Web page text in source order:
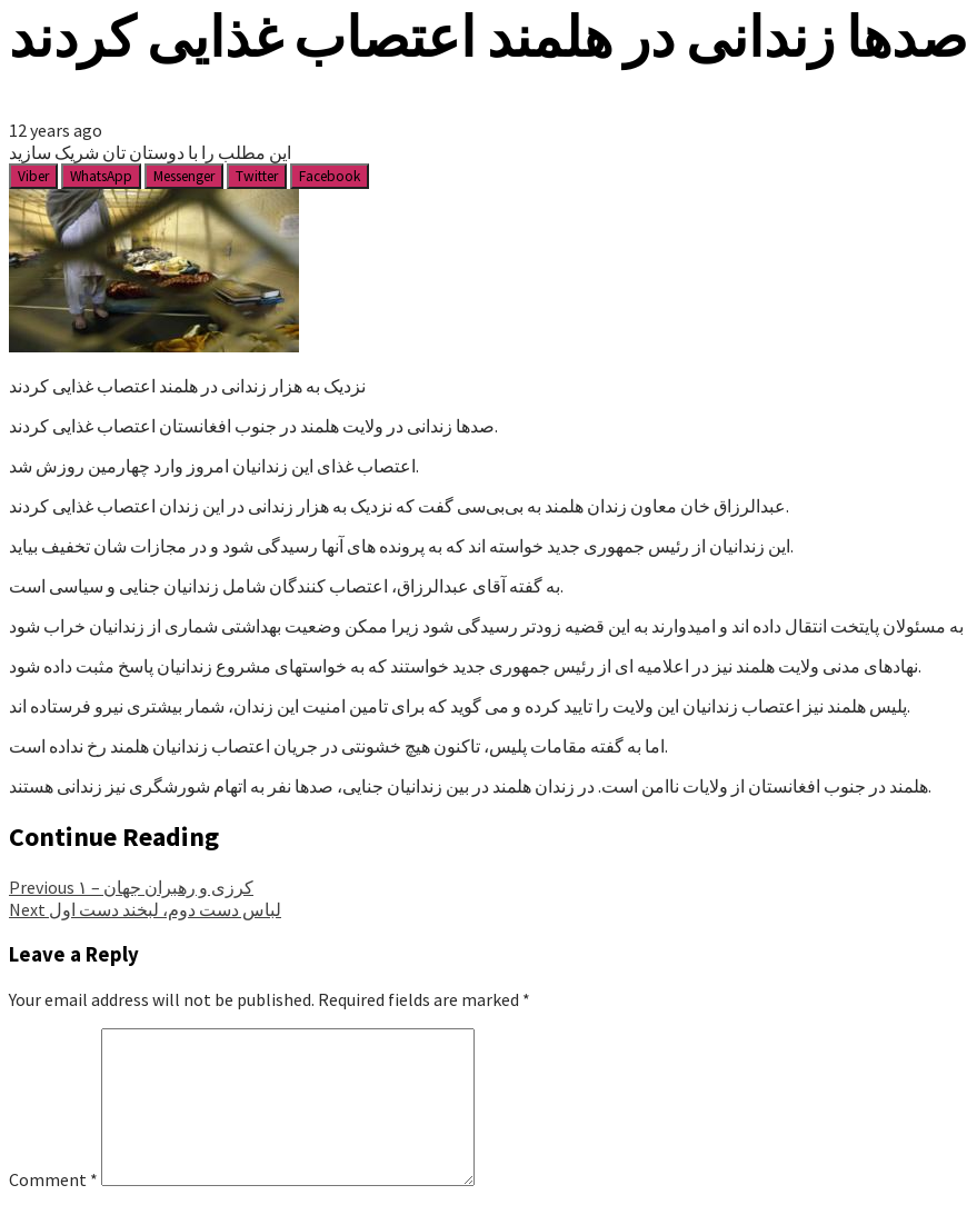
صدها زندانی در هلمند اعتصاب غذایی کردند
12 years ago
این مطلب را با دوستان تان شریک سازید
Viber WhatsApp Messenger Twitter Facebook
نزدیک به هزار زندانی در هلمند اعتصاب غذایی کردند
صدها زندانی در ولایت هلمند در جنوب افغانستان اعتصاب غذایی کردند.
اعتصاب غذای این زندانیان امروز وارد چهارمین روزش شد.
عبدالرزاق خان معاون زندان هلمند به بی‌بی‌سی گفت که نزدیک به هزار زندانی در این زندان اعتصاب غذایی کردند.
این زندانیان از رئیس جمهوری جدید خواسته اند که به پرونده های آنها رسیدگی شود و در مجازات شان تخفیف بیاید.
به گفته آقای عبدالرزاق، اعتصاب کنندگان شامل زندانیان جنایی و سیاسی است.
نهادهای مدنی ولایت هلمند نیز در اعلامیه ای از رئیس جمهوری جدید خواستند که به خواستهای مشروع زندانیان پاسخ مثبت داده شود.
پلیس هلمند نیز اعتصاب زندانیان این ولایت را تایید کرده و می گوید که برای تامین امنیت این زندان، شمار بیشتری نیرو فرستاده اند.
اما به گفته مقامات پلیس، تاکنون هیچ خشونتی در جریان اعتصاب زندانیان هلمند رخ نداده است.
هلمند در جنوب افغانستان از ولایات ناامن است. در زندان هلمند در بین زندانیان جنایی، صدها نفر به اتهام شورشگری نیز زندانی هستند.
Continue Reading
Previous
کرزی و رهبران جهان – ۱
Next لباس دست دوم، لبخند دست اول
Leave a Reply
Your email address will not be published. Required fields are marked *
Comment *